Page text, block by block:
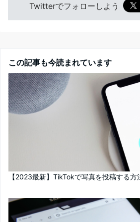
Twitterでフォローしよう
この記事も今読まれています
【2023最新】TikTokで写真を投稿する方